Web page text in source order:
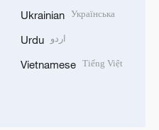
Ukrainian Українська
Urdu اردو
Vietnamese Tiếng Việt